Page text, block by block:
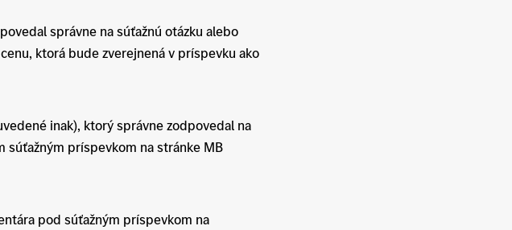
správne na súťažnú otázku alebo
ktorá bude zverejnená v príspevku ako
inak), ktorý správne zodpovedal na
súťažným príspevkom na stránke MB
pod súťažným príspevkom na